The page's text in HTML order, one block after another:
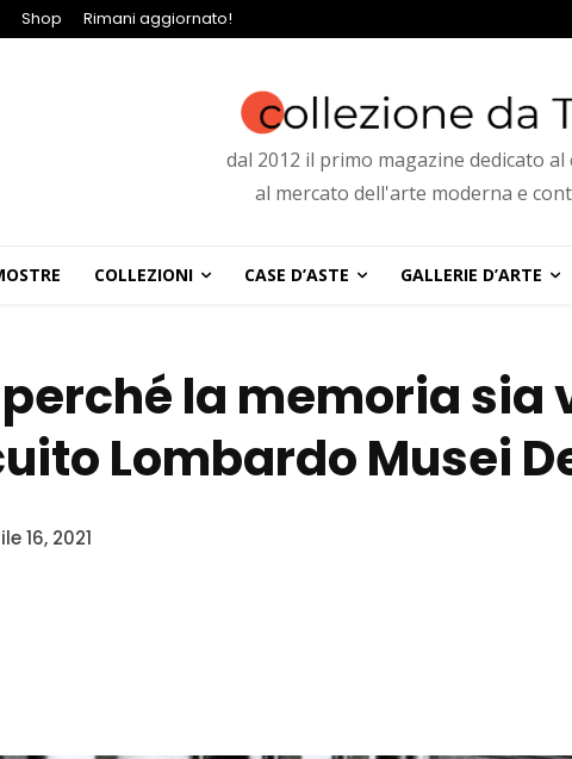
Shop Rimani aggiornato!
dal 2012 il primo magazine dedicato
al mercato dell'arte moderna e
COLLEZIONI CASE D’ASTE GALLERIE D’ARTE
la memoria sia
Lombardo Musei
16, 2021